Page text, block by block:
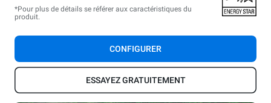
*Pour plus de détails se référer aux caractéristiques du
produit.
CONFIGURER
ESSAYEZ GRATUITEMENT